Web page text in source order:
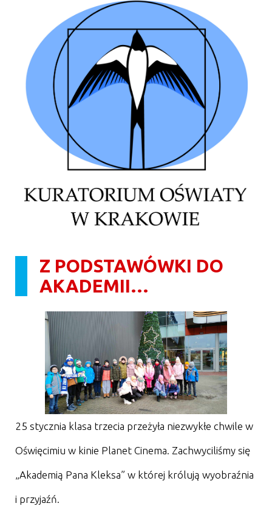
Z PODSTAWÓWKI DO
AKADEMII…
25 stycznia klasa trzecia przeżyła niezwykłe chwile w
Oświęcimiu w kinie Planet Cinema. Zachwyciliśmy się
„Akademią Pana Kleksa” w której królują wyobraźnia
i przyjaźń.